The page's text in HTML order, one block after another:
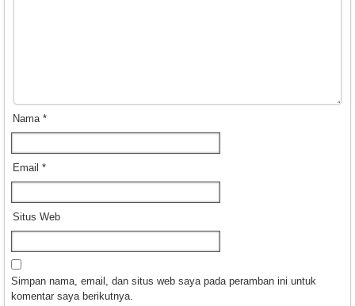
Nama *
Email *
Situs Web
Simpan nama, email, dan situs web saya pada peramban ini untuk
komentar saya berikutnya.